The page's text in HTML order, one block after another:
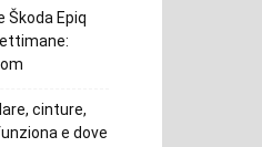
Škoda Epiq
cinture,
e dove